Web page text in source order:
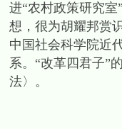
进“农村政策研究
想，很为胡耀邦赏
中国社会科学院近
系。“改革四君子”
法〉。